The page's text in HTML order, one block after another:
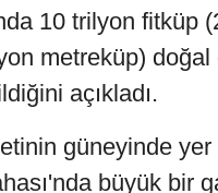
10 trilyon fitküp
metreküp) doğal
açıkladı.
güneyinde yer
büyük bir